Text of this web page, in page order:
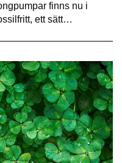
finns nu i
ett sätt…